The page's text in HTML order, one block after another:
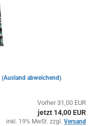
(Ausland abweichend)
Vorher 31,00 EUR
jetzt 14,00 EUR
inkl. 19% MwSt. zzgl. Versand